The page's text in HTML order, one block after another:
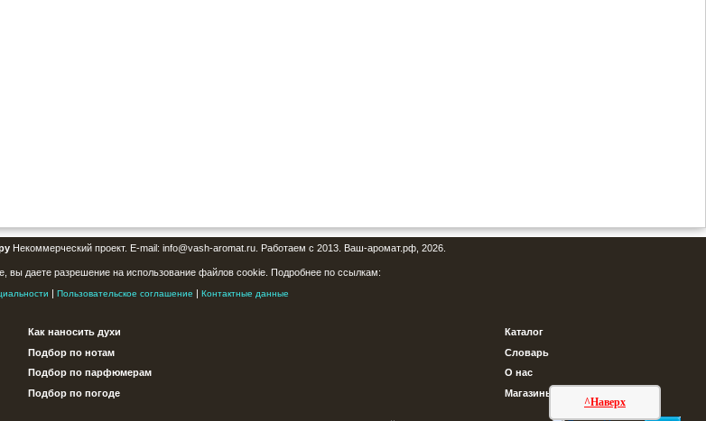
^Наверх
Некоммерческий проект. E-mail: info@vash-aromat.ru. Работаем с 2013. Ваш-аромат.рф, 2026.
вы даете разрешение на использование файлов cookie. Подробнее по ссылкам:
| Пользовательское соглашение | Контактные данные
Как наносить духи
Подбор по нотам
Подбор по парфюмерам
Подбор по погоде
Каталог
Словарь
О нас
Магазины